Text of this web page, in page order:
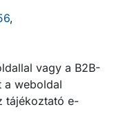
,
vagy a B2B-
a weboldal
tájékoztató e-